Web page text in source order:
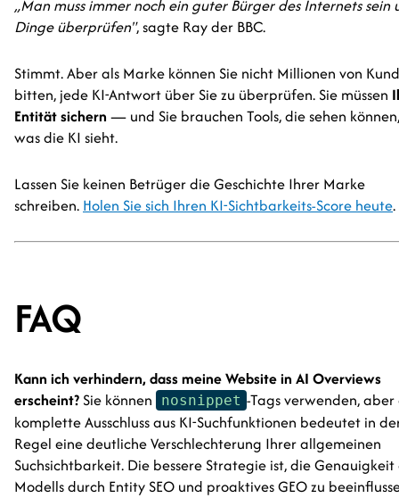
„Man muss immer noch ein guter Bürger des Internets sein
Dinge überprüfen", sagte Ray der BBC.
Stimmt. Aber als Marke können Sie nicht Millionen von
bitten, jede KI-Antwort über Sie zu überprüfen. Sie müssen
Entität sichern — und Sie brauchen Tools, die sehen können,
was die KI sieht.
Lassen Sie keinen Betrüger die Geschichte Ihrer Marke
schreiben. Holen Sie sich Ihren KI-Sichtbarkeits-Score heute.
FAQ
Kann ich verhindern, dass meine Website in AI Overviews
erscheint? Sie können nosnippet -Tags verwenden,
komplette Ausschluss aus KI-Suchfunktionen bedeutet in
Regel eine deutliche Verschlechterung Ihrer allgemeinen
Suchsichtbarkeit. Die bessere Strategie ist, die Genauigkeit
Modells durch Entity SEO und proaktives GEO zu